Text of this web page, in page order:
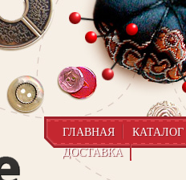
ГЛАВНАЯ
КАТАЛОГ
ДОСТАВКА